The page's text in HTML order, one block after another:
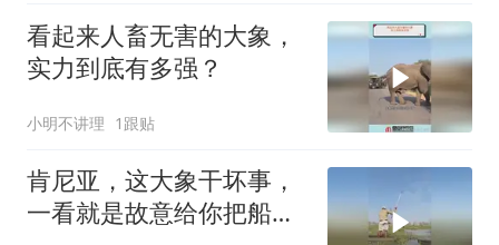
看起来人畜无害的大象，
实力到底有多强？
小明不讲理 1跟贴
肯尼亚，这大象干坏事，
一看就是故意给你把船顶